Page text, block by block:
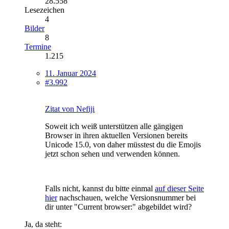
Lesezeichen
4
Bilder
8
Termine
1.215
11. Januar 2024
#3.992
Zitat von Nefiji
Soweit ich weiß unterstützen alle gängigen
Browser in ihren aktuellen Versionen bereits
Unicode 15.0, von daher müsstest du die Emojis
jetzt schon sehen und verwenden können.
Falls nicht, kannst du bitte einmal auf dieser Seite
hiernachschauen, welche Versionsnummer bei
dir unter "Current browser:" abgebildet wird?
Ja, da steht: